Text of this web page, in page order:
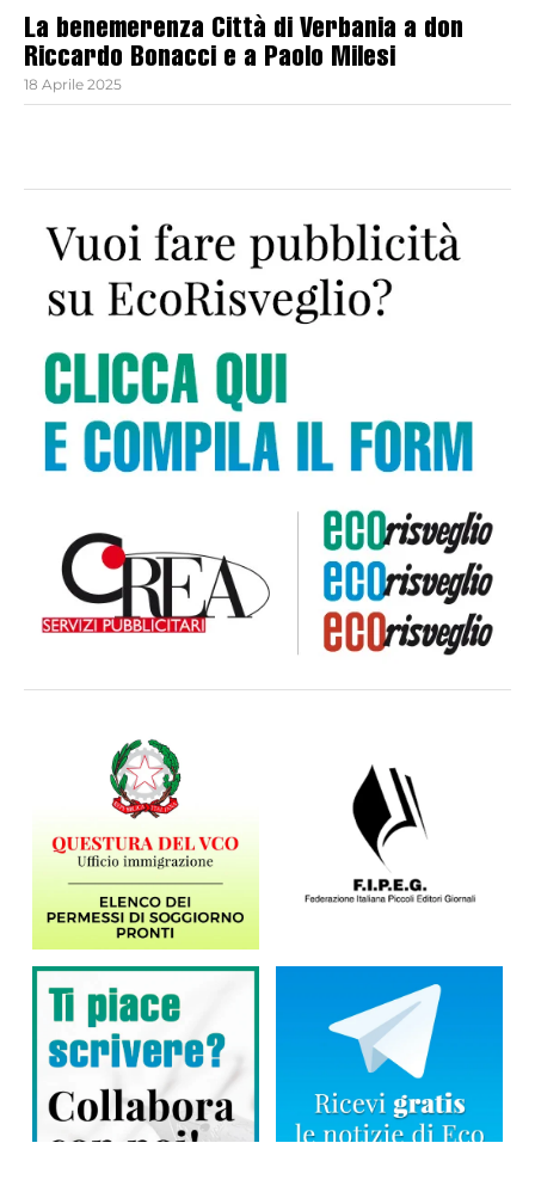
La benemerenza Città di Verbania a don
Riccardo Bonacci e a Paolo Milesi
18 Aprile 2025